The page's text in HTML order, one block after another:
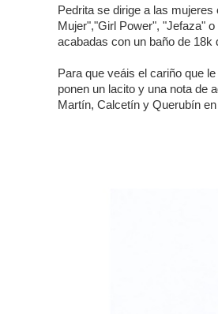
Pedrita se dirige a las
Mujer","Girl Power", "Jefaza"
acabadas con un baño de 18k
Para que veáis el cariño que
ponen un lacito y una nota de
Martín, Calcetín y Querubín